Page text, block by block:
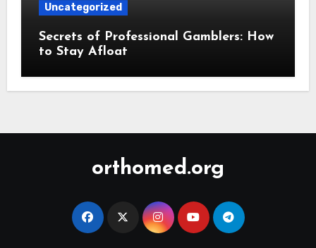
Uncategorized
Secrets of Professional Gamblers: How
to Stay Afloat
orthomed.org